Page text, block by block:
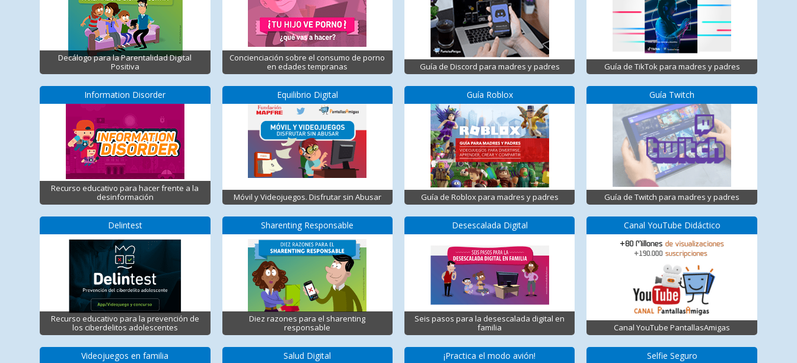
Decálogo para la Parentalidad Digital
Positiva
Information Disorder
Recurso educativo para hacer frente a la
desinformación
Delintest
Recurso educativo para la prevención de
los ciberdelitos adolescentes
Videojuegos en familia
Concienciación sobre el consumo de porno
en edades tempranas
Equilibrio Digital
Móvil y Videojuegos. Disfrutar sin Abusar
Sharenting Responsable
Diez razones para el sharenting
responsable
Salud Digital
Guía de Discord para madres y padres
Guía Roblox
Guía de Roblox para madres y padres
Desescalada Digital
Seis pasos para la desescalada digital en
familia
¡Practica el modo avión!
Guía de TikTok para madres y padres
Guía Twitch
Guía de Twitch para madres y padres
Canal YouTube Didáctico
Canal YouTube PantallasAmigas
Selfie Seguro